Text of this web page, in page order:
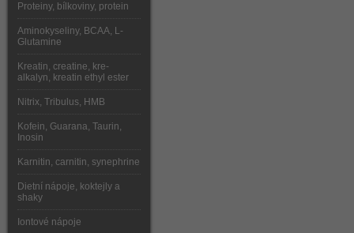
Proteiny, bílkoviny, protein
Aminokyseliny, BCAA, L-
Glutamine
Kreatin, creatine, kre-
alkalyn, kreatin ethyl ester
Nitrix, Tribulus, HMB
Kofein, Guarana, Taurin,
Inosin
Karnitin, carnitin, synephrine
Dietní nápoje, koktejly a
shaky
Iontové nápoje